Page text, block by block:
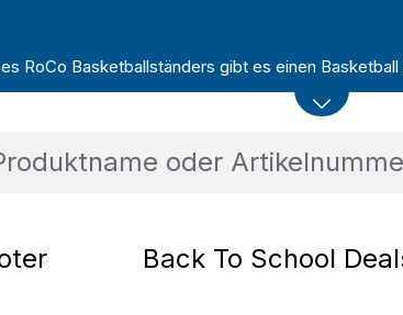
RoCo Basketballständers gibt es einen
Back To School